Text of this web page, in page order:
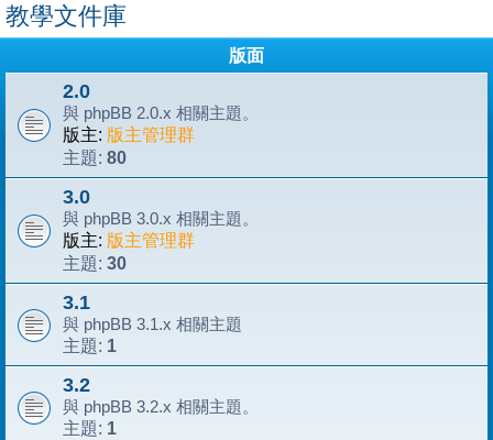
教學文件庫
版面
2.0
與 phpBB 2.0.x 相關主題。
版主: 版主管理群
主題: 80
3.0
與 phpBB 3.0.x 相關主題。
版主: 版主管理群
主題: 30
3.1
與 phpBB 3.1.x 相關主題
主題: 1
3.2
與 phpBB 3.2.x 相關主題。
主題: 1